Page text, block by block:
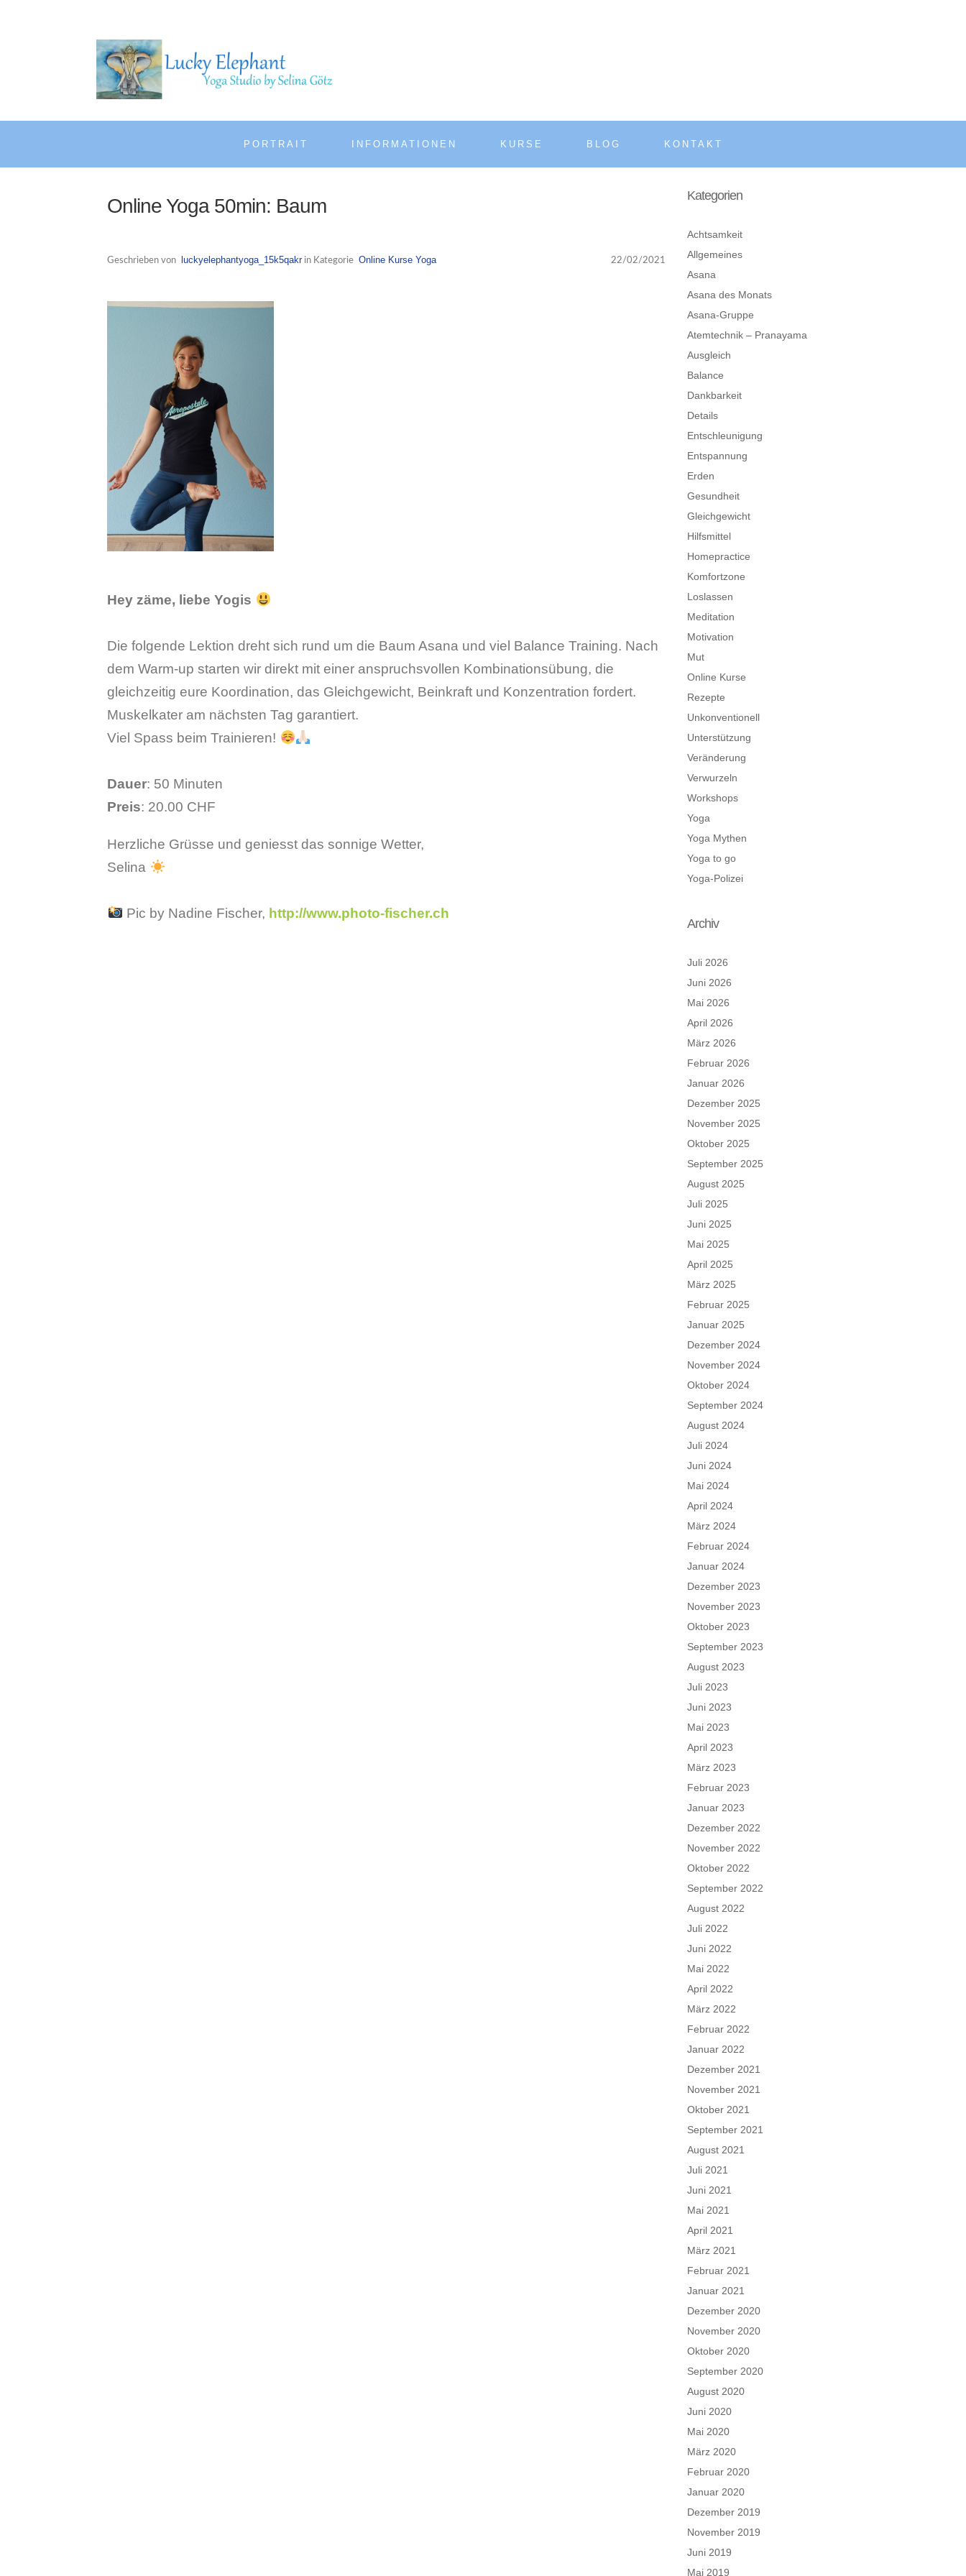
PORTRAIT INFORMATIONEN KURSE BLOG KONTAKT
Online Yoga 50min: Baum
Geschrieben von luckyelephantyoga_15k5qakrin Kategorie Online Kurse Yoga 22/02/2021
Hey zäme, liebe Yogis
Die folgende Lektion dreht sich rund um die Baum Asana und viel Balance Training. Nach
dem Warm-up starten wir direkt mit einer anspruchsvollen Kombinationsübung, die
gleichzeitig eure Koordination, das Gleichgewicht, Beinkraft und Konzentration fordert.
Muskelkater am nächsten Tag garantiert.
Viel Spass beim Trainieren!
Dauer: 50 Minuten
Preis: 20.00 CHF
Herzliche Grüsse und geniesst das sonnige Wetter,
Selina
Pic by Nadine Fischer, http://www.photo-fischer.ch
Kategorien
Achtsamkeit
Allgemeines
Asana
Asana des Monats
Asana-Gruppe
Atemtechnik – Pranayama
Ausgleich
Balance
Dankbarkeit
Details
Entschleunigung
Entspannung
Erden
Gesundheit
Gleichgewicht
Hilfsmittel
Homepractice
Komfortzone
Loslassen
Meditation
Motivation
Mut
Online Kurse
Rezepte
Unkonventionell
Unterstützung
Veränderung
Verwurzeln
Workshops
Yoga
Yoga Mythen
Yoga to go
Yoga-Polizei
Archiv
Juli 2026
Juni 2026
Mai 2026
April 2026
März 2026
Februar 2026
Januar 2026
Dezember 2025
November 2025
Oktober 2025
September 2025
August 2025
Juli 2025
Juni 2025
Mai 2025
April 2025
März 2025
Februar 2025
Januar 2025
Dezember 2024
November 2024
Oktober 2024
September 2024
August 2024
Juli 2024
Juni 2024
Mai 2024
April 2024
März 2024
Februar 2024
Januar 2024
Dezember 2023
November 2023
Oktober 2023
September 2023
August 2023
Juli 2023
Juni 2023
Mai 2023
April 2023
März 2023
Februar 2023
Januar 2023
Dezember 2022
November 2022
Oktober 2022
September 2022
August 2022
Juli 2022
Juni 2022
Mai 2022
April 2022
März 2022
Februar 2022
Januar 2022
Dezember 2021
November 2021
Oktober 2021
September 2021
August 2021
Juli 2021
Juni 2021
Mai 2021
April 2021
März 2021
Februar 2021
Januar 2021
Dezember 2020
November 2020
Oktober 2020
September 2020
August 2020
Juni 2020
Mai 2020
März 2020
Februar 2020
Januar 2020
Dezember 2019
November 2019
Juni 2019
Mai 2019